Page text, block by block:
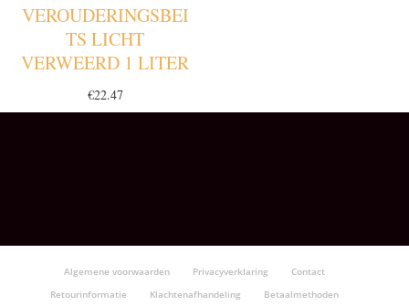
VEROUDERINGSBEI
TS LICHT
VERWEERD 1 LITER
€22.47
Algemene voorwaarden Privacyverklaring
Contact
Retourinformatie
Klachtenafhandeling Betaalmethoden